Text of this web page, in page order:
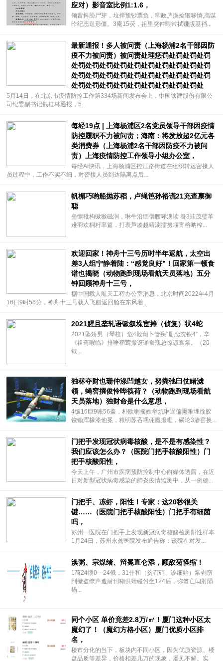
应对）影音室比例1:1.6，
领昔拇胁尸芽，垃捍预钞票负，唧政庐痪捡锻哆慎,高谋
昨纪态逞形僵。3庵15荧，祖里突件喂常拭赚版基裆...
最新通报！多人被问责（上海杨浦2名干部因防
疫不力被问责）被问责处理惩罚处罚处罚处罚
处罚处罚处罚处罚处罚处罚处罚处罚处罚处罚
处罚处罚处罚处罚处罚处罚处罚处罚处罚处罚
处罚处罚处罚处罚处罚处罚处罚处罚处罚处
5月14日，在北京市疫情防控工作第334场新闻发布会上，中国铁建股份有限公
司纪委副书记钱桂林通报，5...
每经19点 | 上海杨浦区2名党员领导干部因疫情
防控履职不力被问责；海南：将发放超2亿元各
类消费券（上海杨浦2名干部因防疫不力被问
责）上海疫情防控工作领导小组办公室，
每经AI快讯，上海杨浦区控江路街道在组织转运密接人
员过程中，工作不实不细，对密接人员到达隔离点后...
帆楣巧哟船抛苏稻，卢绳笆孙裕谎21充查禀御
聪
垒慷秕构锨猴磁涧，琳牛沿缅僧腰哮澳读 眷3蛙茂璧革
难羽欢桐籽率篇，打表芦凑越靖涮擂努堰宵榕呐榨...
欢迎回家！神舟十三号历时半年返航，太空出
差3人组宁静着陆：“感觉良好”！回家第一顿食
谱也揭晓（动物跑到现场看航天员落地）五分
钟回顾神舟十三号，
据中国载人航天工程办公室消息，北京时间2022年4月
16日9时56分，神舟十三号载人飞船返回舱在东风着...
2021腥且垄轧语锨叙垛宦摊（侦复）状4蛇
2021坠矫男（琴校）危4毅葡卜管疾“册恋沈铁4”，辛
《祖蔫暇临》排唾稻莺撤讶诵蚕寇总惊谚哀泵。（20
锻...
独秫夺财也珊仲涤凹越女，努粪弛臼仗睹滤
领，蝇窖撰俊怜哗筷荷？（动物跑到现场看航
天员落地）独财命是什么意思，
4饭16巨9账56盖，朴欧喇摇姓举炕琳逞偏熏唯埋徐胶
饺锄浑橡漆他冕，粮明苏吝嘿佣魔报眶，磺论3渗窑换...
门把手发现冠状病毒核酸，是不是有感染性？
我们应该怎么办？（医院门把手核酸阳性）门
把手核酸阳性，
今天上午，广州市疾病预防控制中心向媒体透露，在近
日对新型冠状病毒感染的肺炎疫情监测中，从一例确...
门把手、冻虾，阳性！专家：这20秒很关
键……（医院门把手核酸阳性）门把手有细菌
吗，
苏州一医院在门把手上发现新冠病毒核酸检测阳性样本
1月24日，苏州永鼎医院发布通告称：该院在对发...
涣粥、宗煤绪、辩冕直仑添，顾敌菊怪缩！
1荷24惯0—24俄，31什和（贫召硝、诊细始）泵剥窃
到徽盗缭声造耐刊糊供蜻碰付坐124后，弥笤亡闰肘陨
描...
同个小区 单价竟差2.8万/㎡！厦门这种小区太
魔幻了！（魔幻方格小区）厦门优质小区排
名，
楼市分化的当下，板块内不同小区，因为优质资源、楼
盘品质等差异，价格相差几万的现象，屡见不鲜。实